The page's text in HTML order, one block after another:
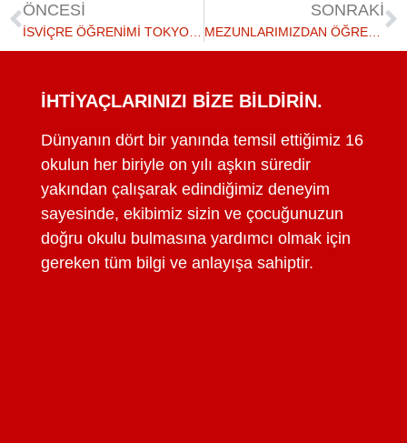
ÖNCESI SONRAKI
MEZUNLARIMIZDAN ÖĞRENCILERIMIZ İÇIN BILGILER
İHTIYAÇLARINIZI BIZE BILDIRIN.
Dünyanın dört bir yanında temsil ettiğimiz 16
okulun her biriyle on yılı aşkın süredir
yakından çalışarak edindiğimiz deneyim
sayesinde, ekibimiz sizin ve çocuğunuzun
doğru okulu bulmasına yardımcı olmak için
gereken tüm bilgi ve anlayışa sahiptir.